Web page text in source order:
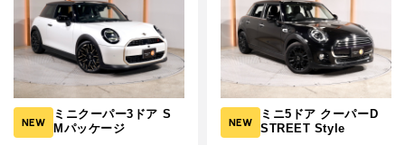
NEW
ミニクーパー3ドア S
Mパッケージ
NEW
ミニ5ドア クーパーD
STREET Style